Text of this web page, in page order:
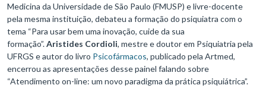
Medicina da Universidade de São Paulo (FMUSP) e livre-docente
pela mesma instituição, debateu a formação do psiquiatra com o
tema “Para usar bem uma inovação, cuide da sua
formação”.Aristides Cordioli, mestre e doutor em Psiquiatria pela
UFRGS e autor do livro Psicofármacos, publicado pela Artmed,
encerrou as apresentações desse painel falando sobre
“Atendimento on-line: um novo paradigma da prática psiquiátrica”.